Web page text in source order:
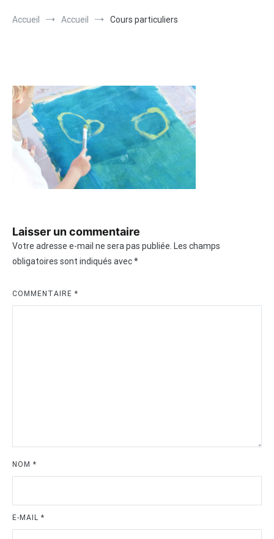
Accueil Accueil Cours particuliers
Laisser un commentaire
Votre adresse e-mail ne sera pas publiée. Les champs
obligatoires sont indiqués avec*
COMMENTAIRE *
NOM *
E-MAIL *